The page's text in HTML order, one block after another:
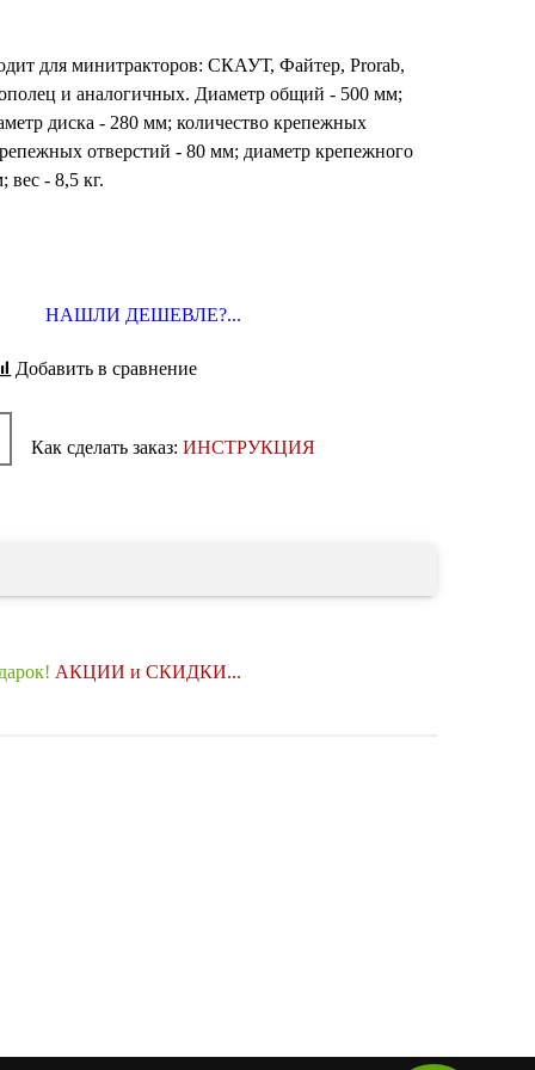
для минитракторов: СКАУТ, Файтер, Prorab,
и аналогичных. Диаметр общий - 500 мм;
диска - 280 мм; количество крепежных
отверстий - 80 мм; диаметр крепежного
вес - 8,5 кг.
НАШЛИ ДЕШЕВЛЕ?...
Добавить в сравнение
Как сделать заказ:ИНСТРУКЦИЯ
АКЦИИ и СКИДКИ...